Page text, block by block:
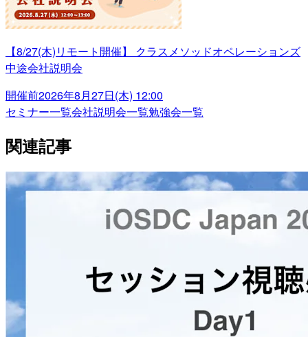
【8/27(木)リモート開催】 クラスメソッドオペレーションズ
中途会社説明会
開催前2026年8月27日(木) 12:00
セミナー一覧会社説明会一覧勉強会一覧
関連記事